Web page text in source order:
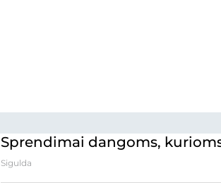
Sprendimai dangoms,
Sigulda